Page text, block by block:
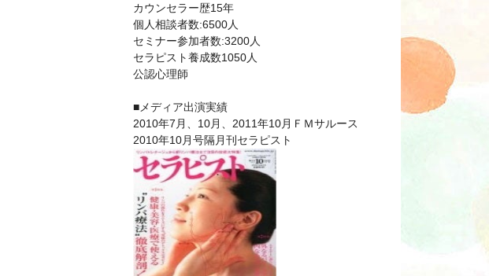
カウンセラー歴15年
個人相談者数:6500人
セミナー参加者数:3200人
セラピスト養成数1050人
公認心理師
■メディア出演実績
2010年7月、10月、2011年10月ＦＭサルース
2010年10月号隔月刊セラピスト